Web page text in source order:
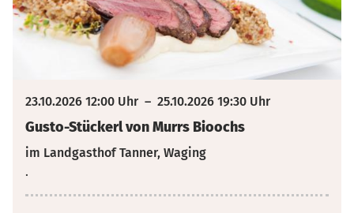
23.10.2026 12:00 Uhr– 25.10.2026 19:30 Uhr
Gusto-Stückerl von Murrs Bioochs
im Landgasthof Tanner, Waging
.